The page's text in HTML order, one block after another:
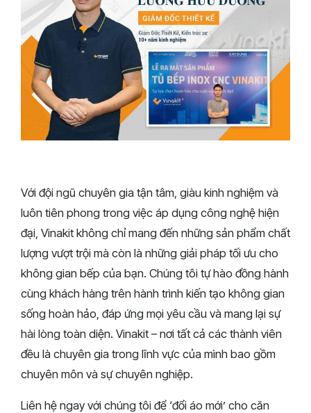
Với đội ngũ chuyên gia tận tâm, giàu kinh nghiệm và
luôn tiên phong trong việc áp dụng công nghệ hiện
đại, Vinakit không chỉ mang đến những sản phẩm chất
lượng vượt trội mà còn là những giải pháp tối ưu cho
không gian bếp của bạn. Chúng tôi tự hào đồng hành
cùng khách hàng trên hành trình kiến tạo không gian
sống hoàn hảo, đáp ứng mọi yêu cầu và mang lại sự
hài lòng toàn diện. Vinakit – nơi tất cả các thành viên
đều là chuyên gia trong lĩnh vực của mình bao gồm
chuyên môn và sự chuyên nghiệp.
Liên hệ ngay với chúng tôi để ‘đổi áo mới’ cho căn